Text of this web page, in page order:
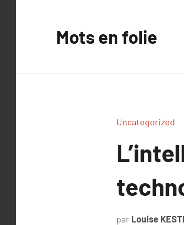
Mots en folie
Uncategorized
par Louise